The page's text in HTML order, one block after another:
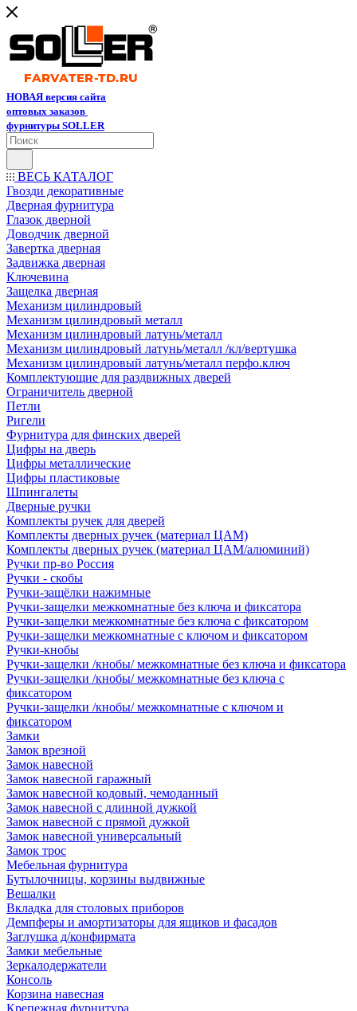
НОВАЯ версия сайта
оптовых заказов
фурнитуры SOLLER
ВЕСЬ КАТАЛОГ
Гвозди декоративные
Дверная фурнитура
Глазок дверной
Доводчик дверной
Завертка дверная
Задвижка дверная
Ключевина
Защелка дверная
Механизм цилиндровый
Механизм цилиндровый металл
Механизм цилиндровый латунь/металл
Механизм цилиндровый латунь/металл /кл/вертушка
Механизм цилиндровый латунь/металл перфо.ключ
Комплектующие для раздвижных дверей
Ограничитель дверной
Петли
Ригели
Фурнитура для финских дверей
Цифры на дверь
Цифры металлические
Цифры пластиковые
Шпингалеты
Дверные ручки
Комплекты ручек для дверей
Комплекты дверных ручек (материал ЦАМ)
Комплекты дверных ручек (материал ЦАМ/алюминий)
Ручки пр-во Россия
Ручки - скобы
Ручки-защёлки нажимные
Ручки-защелки межкомнатные без ключа и фиксатора
Ручки-защелки межкомнатные без ключа с фиксатором
Ручки-защелки межкомнатные с ключом и фиксатором
Ручки-кнобы
Ручки-защелки /кнобы/ межкомнатные без ключа и фиксатора
Ручки-защелки /кнобы/ межкомнатные без ключа с
фиксатором
Ручки-защелки /кнобы/ межкомнатные с ключом и
фиксатором
Замки
Замок врезной
Замок навесной
Замок навесной гаражный
Замок навесной кодовый, чемоданный
Замок навесной с длинной дужкой
Замок навесной с прямой дужкой
Замок навесной универсальный
Замок трос
Мебельная фурнитура
Бутылочницы, корзины выдвижные
Вешалки
Вкладка для столовых приборов
Демпферы и амортизаторы для ящиков и фасадов
Заглушка д/конфирмата
Замки мебельные
Зеркалодержатели
Консоль
Корзина навесная
Крепежная фурнитура